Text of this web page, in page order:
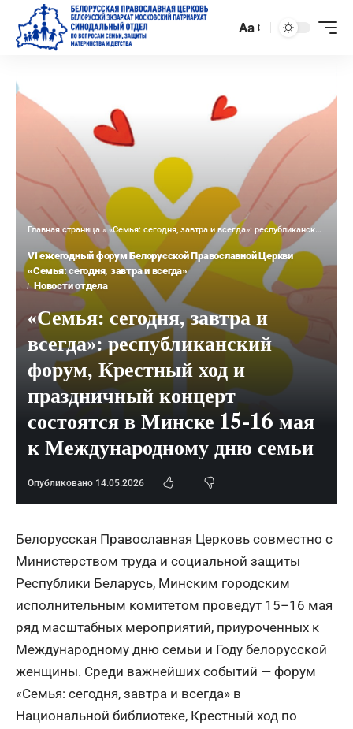
Aa
Главная страница »«Семья: сегодня, завтра и всегда»: республиканский форум, Крестный ход и праздничный концерт состоятся в Минске 15-16 мая к Международному дню семьи
VI ежегодный форум Белорусской Православной Церкви
«Семья: сегодня, завтра и всегда»
Новости отдела
«Семья: сегодня, завтра и
всегда»: республиканский
форум, Крестный ход и
праздничный концерт
состоятся в Минске 15-16 мая
к Международному дню семьи
Опубликовано 14.05.2026
Белорусская Православная Церковь совместно с
Министерством труда и социальной защиты
Республики Беларусь, Минским городским
исполнительным комитетом проведут 15–16 мая
ряд масштабных мероприятий, приуроченных к
Международному дню семьи и Году белорусской
женщины. Среди важнейших событий — форум
«Семья: сегодня, завтра и всегда» в
Национальной библиотеке, Крестный ход по